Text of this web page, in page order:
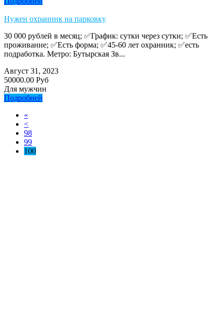
Нужен охранник на парковку
30 000 рублей в месяц; ✅График: сутки через сутки; ✅Есть
проживание; ✅Есть форма; ✅45-60 лет охранник; ✅есть
подработка. Метро: Бутырская Зв...
Август 31, 2023
50000.00 Руб
Для мужчин
Подробней
«
<
98
99
100